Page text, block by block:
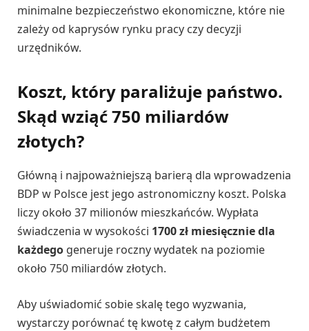
minimalne bezpieczeństwo ekonomiczne, które nie
zależy od kaprysów rynku pracy czy decyzji
urzędników.
Koszt, który paraliżuje państwo.
Skąd wziąć 750 miliardów
złotych?
Główną i najpoważniejszą barierą dla wprowadzenia
BDP w Polsce jest jego astronomiczny koszt. Polska
liczy około 37 milionów mieszkańców. Wypłata
świadczenia w wysokości 1700 zł miesięcznie dla
każdego generuje roczny wydatek na poziomie
około 750 miliardów złotych.
Aby uświadomić sobie skalę tego wyzwania,
wystarczy porównać tę kwotę z całym budżetem